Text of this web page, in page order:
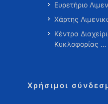
Ευρετήριο
Χάρτης
Κέντρα
Κυκλοφορίας …
Χρήσιμοι